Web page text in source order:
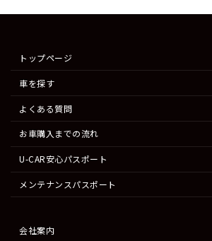
トップページ
車を探す
よくある質問
お車購入までの流れ
U-CAR安心パスポート
メンテナンスパスポート
会社案内